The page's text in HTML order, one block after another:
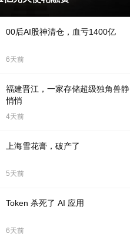
00后AI股神清仓，血亏1400亿
6天前
福建晋江，一家存储超级独角兽静
悄悄
4天前
上海雪花膏，破产了
5天前
Token 杀死了 AI 应用
6天前